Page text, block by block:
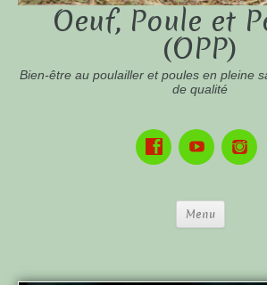
Oeuf, Poule et
(OPP)
Bien-être au poulailler et poules en pleine
de qualité
Menu